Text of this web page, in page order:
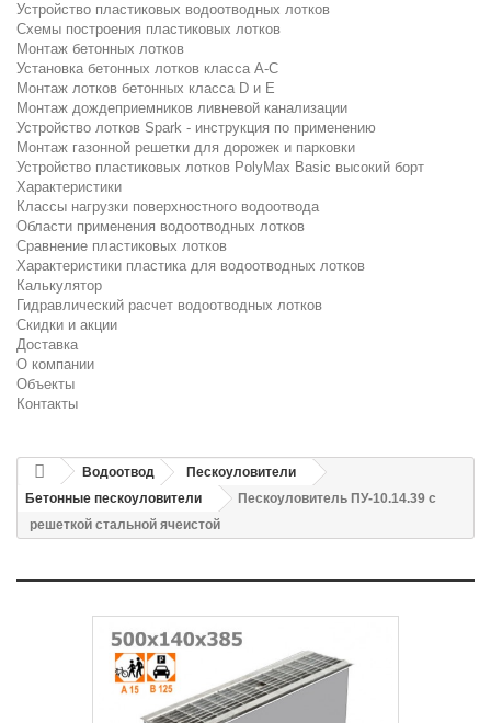
Устройство пластиковых водоотводных лотков
Схемы построения пластиковых лотков
Монтаж бетонных лотков
Установка бетонных лотков класса A-C
Монтаж лотков бетонных класса D и E
Монтаж дождеприемников ливневой канализации
Устройство лотков Spark - инструкция по применению
Монтаж газонной решетки для дорожек и парковки
Устройство пластиковых лотков PolyMax Basic высокий борт
Характеристики
Классы нагрузки поверхностного водоотвода
Области применения водоотводных лотков
Сравнение пластиковых лотков
Характеристики пластика для водоотводных лотков
Калькулятор
Гидравлический расчет водоотводных лотков
Скидки и акции
Доставка
О компании
Объекты
Контакты
Водоотвод
Пескоуловители
Бетонные пескоуловители
Пескоуловитель ПУ-10.14.39 с
решеткой стальной ячеистой